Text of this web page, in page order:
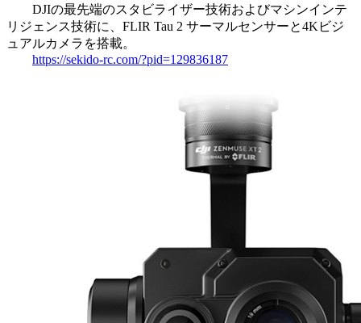
DJIの最先端のスタビライザー技術およびマシンインテ
リジェンス技術に、FLIR Tau 2 サーマルセンサーと4Kビジ
ュアルカメラを搭載。
https://sekido-rc.com/?pid=129836187